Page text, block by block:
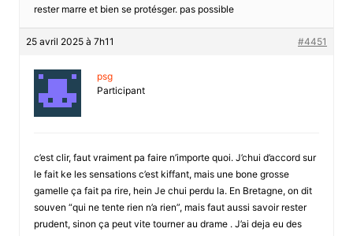
rester marre et bien se protésger. pas possible
25 avril 2025 à 7h11 #4451
psg
Participant
c’est clir, faut vraiment pa faire n’importe quoi. J’chui d’accord sur
le fait ke les sensations c’est kiffant, mais une bone grosse
gamelle ça fait pa rire, hein Je chui perdu la. En Bretagne, on dit
souven “qui ne tente rien n’a rien”, mais faut aussi savoir rester
prudent, sinon ça peut vite tourner au drame . J’ai deja eu des